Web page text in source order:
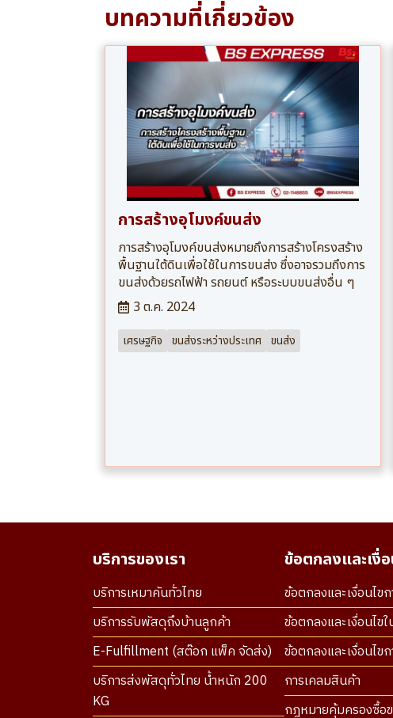
บทความที่เกี่ยวข้อง
การสร้างอุโมงค์ขนส่ง
การสร้างอุโมงค์ขนส่งหมายถึงการสร้างโครงสร้าง
พื้นฐานใต้ดินเพื่อใช้ในการขนส่ง ซึ่งอาจรวมถึงการ
ขนส่งด้วยรถไฟฟ้า รถยนต์ หรือระบบขนส่งอื่น ๆ
3 ต.ค. 2024
เศรษฐกิจ ขนส่งระหว่างประเทศ ขนส่ง
บริการของเรา
บริการเหมาคันทั่วไทย
บริการรับพัสดุถึงบ้านลูกค้า
E-Fulfillment (สต๊อก แพ็ค จัดส่ง)
บริการส่งพัสดุทั่วไทย น้ำหนัก 200
KG
ข้อตกลงและเงื่
ข้อตกลงและเงื่อนไข
ข้อตกลงและเงื่อนไข
ข้อตกลงและเงื่อนไข
การเคลมสินค้า
กฎหมายคุ้มครองซื้อ